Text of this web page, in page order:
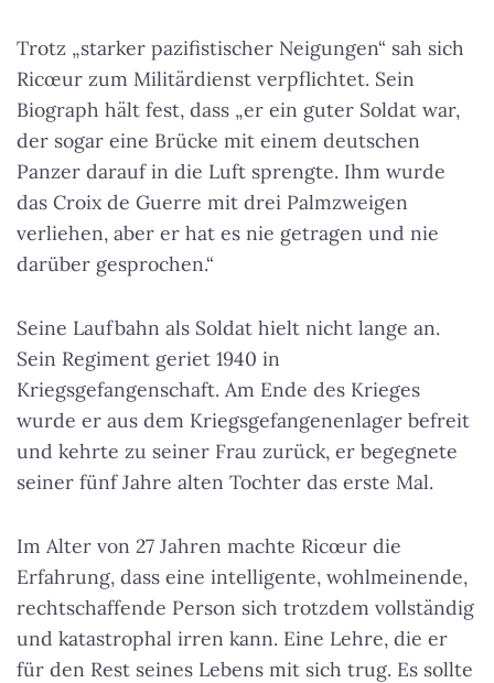
Trotz „starker pazifistischer Neigungen“ sah sich
Ricœur zum Militärdienst verpflichtet. Sein
Biograph hält fest, dass „er ein guter Soldat war,
der sogar eine Brücke mit einem deutschen
Panzer darauf in die Luft sprengte. Ihm wurde
das Croix de Guerre mit drei Palmzweigen
verliehen, aber er hat es nie getragen und nie
darüber gesprochen.“
Seine Laufbahn als Soldat hielt nicht lange an.
Sein Regiment geriet 1940 in
Kriegsgefangenschaft. Am Ende des Krieges
wurde er aus dem Kriegsgefangenenlager befreit
und kehrte zu seiner Frau zurück, er begegnete
seiner fünf Jahre alten Tochter das erste Mal.
Im Alter von 27 Jahren machte Ricœur die
Erfahrung, dass eine intelligente, wohlmeinende,
rechtschaffende Person sich trotzdem vollständig
und katastrophal irren kann. Eine Lehre, die er
für den Rest seines Lebens mit sich trug. Es sollte